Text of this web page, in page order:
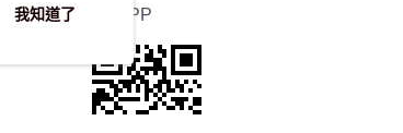
官方APP
我知道了